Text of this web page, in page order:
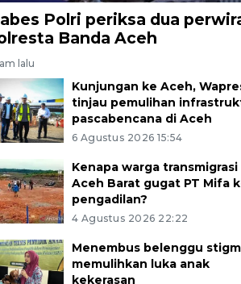
Polri periksa dua
Banda Aceh
lalu
Kunjungan ke Aceh,
tinjau pemulihan
pascabencana di Aceh
6 Agustus 2026 15:54
Kenapa warga transmigrasi
Aceh Barat gugat PT Mifa
pengadilan?
4 Agustus 2026 22:22
Menembus belenggu
memulihkan luka anak
kekerasan